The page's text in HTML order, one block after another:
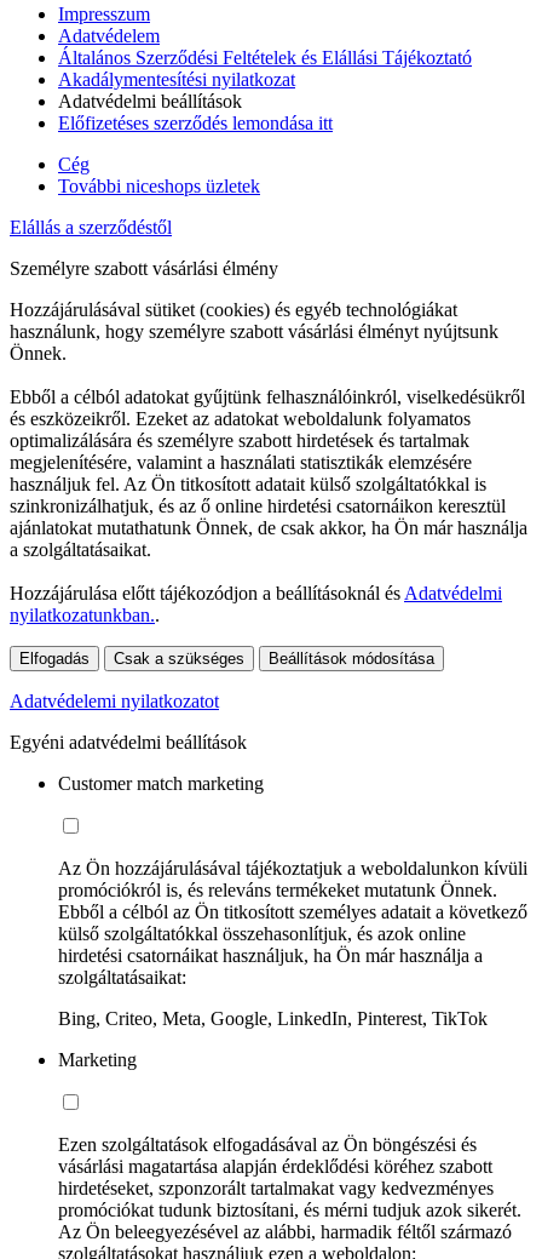
Impresszum
Adatvédelem
Általános Szerződési Feltételek és Elállási Tájékoztató
Akadálymentesítési nyilatkozat
Adatvédelmi beállítások
Előfizetéses szerződés lemondása itt
Cég
További niceshops üzletek
Elállás a szerződéstől
Személyre szabott vásárlási élmény
Hozzájárulásával sütiket (cookies) és egyéb technológiákat
használunk, hogy személyre szabott vásárlási élményt nyújtsunk
Önnek.
Ebből a célból adatokat gyűjtünk felhasználóinkról, viselkedésükről
és eszközeikről. Ezeket az adatokat weboldalunk folyamatos
optimalizálására és személyre szabott hirdetések és tartalmak
megjelenítésére, valamint a használati statisztikák elemzésére
használjuk fel. Az Ön titkosított adatait külső szolgáltatókkal is
szinkronizálhatjuk, és az ő online hirdetési csatornáikon keresztül
ajánlatokat mutathatunk Önnek, de csak akkor, ha Ön már használja
a szolgáltatásaikat.
Hozzájárulása előtt tájékozódjon a beállításoknál és Adatvédelmi
nyilatkozatunkban..
Elfogadás Csak a szükséges Beállítások módosítása
Adatvédelemi nyilatkozatot
Egyéni adatvédelmi beállítások
Customer match marketing
Az Ön hozzájárulásával tájékoztatjuk a weboldalunkon kívüli
promóciókról is, és releváns termékeket mutatunk Önnek.
Ebből a célból az Ön titkosított személyes adatait a következő
külső szolgáltatókkal összehasonlítjuk, és azok online
hirdetési csatornáikat használjuk, ha Ön már használja a
szolgáltatásaikat:
Bing, Criteo, Meta, Google, LinkedIn, Pinterest, TikTok
Marketing
Ezen szolgáltatások elfogadásával az Ön böngészési és
vásárlási magatartása alapján érdeklődési köréhez szabott
hirdetéseket, szponzorált tartalmakat vagy kedvezményes
promóciókat tudunk biztosítani, és mérni tudjuk azok sikerét.
Az Ön beleegyezésével az alábbi, harmadik féltől származó
szolgáltatásokat használjuk ezen a weboldalon: